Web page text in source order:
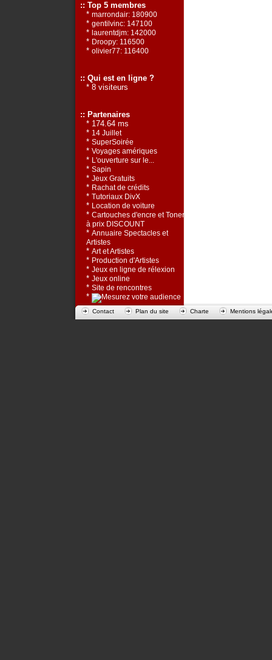
:: Top 5 membres
* marrondair: 180900
* gentilvinc: 147100
* laurentdjm: 142000
* Droopy: 116500
* olivier77: 116400
:: Qui est en ligne ?
* 8 visiteurs
:: Partenaires
* 174.64 ms
* 14 Juillet
* SuperSoirée
* Voyages amériques
* L'ouverture sur le...
* Sapin
* Jeux Gratuits
* Rachat de crédits
* Tutoriaux DivX
* Location de voiture
* Cartouches d'encre et Toners
à prix DISCOUNT
* Annuaire Spectacles et
Artistes
* Art et Artistes
* Production d'Artistes
* Jeux en ligne de rélexion
* Jeux online
* Site de rencontres
*
Contact Plan du site Charte Mentions